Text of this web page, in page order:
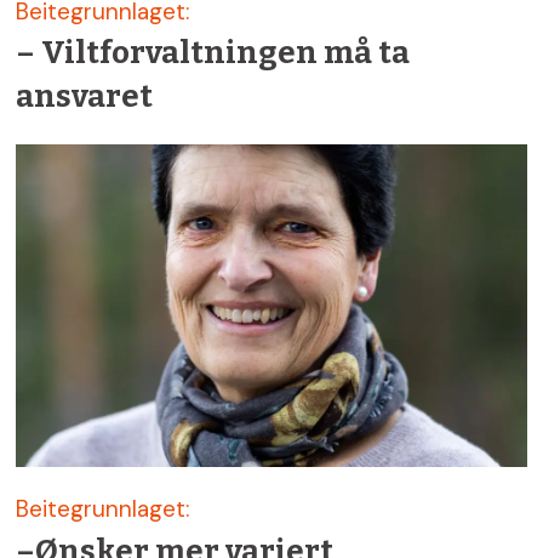
Beitegrunnlaget:
– Viltforvaltningen må ta
ansvaret
Beitegrunnlaget: